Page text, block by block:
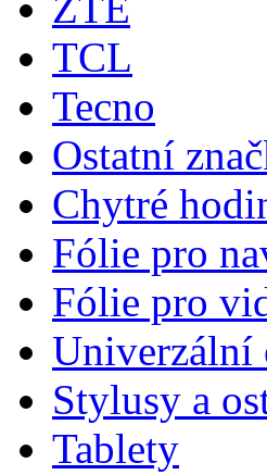
TCL
Tecno
Ostatní
Chytré
Fólie pro
Fólie pro
Univerzální
Stylusy a
Tablety